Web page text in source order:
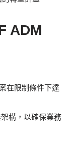
ADM
在限制條件下達
構，以確保業務